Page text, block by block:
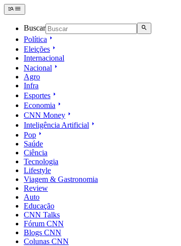
Buscar
Política
Eleições
Internacional
Nacional
Agro
Infra
Esportes
Economia
CNN Money
Inteligência Artificial
Pop
Saúde
Ciência
Tecnologia
Lifestyle
Viagem & Gastronomia
Review
Auto
Educação
CNN Talks
Fórum CNN
Blogs CNN
Colunas CNN